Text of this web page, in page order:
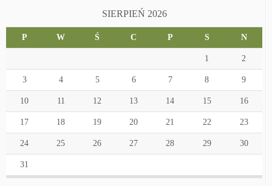
SIERPIEŃ 2026
P W Ś C P S N
1 2
3 4 5 6 7 8 9
10 11 12 13 14 15 16
17 18 19 20 21 22 23
24 25 26 27 28 29 30
31